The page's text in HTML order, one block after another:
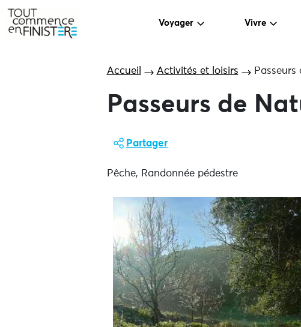
Voyager Vivre
Accueil Activités et loisirs
Passeurs de
Partager
Pêche, Randonnée pédestre